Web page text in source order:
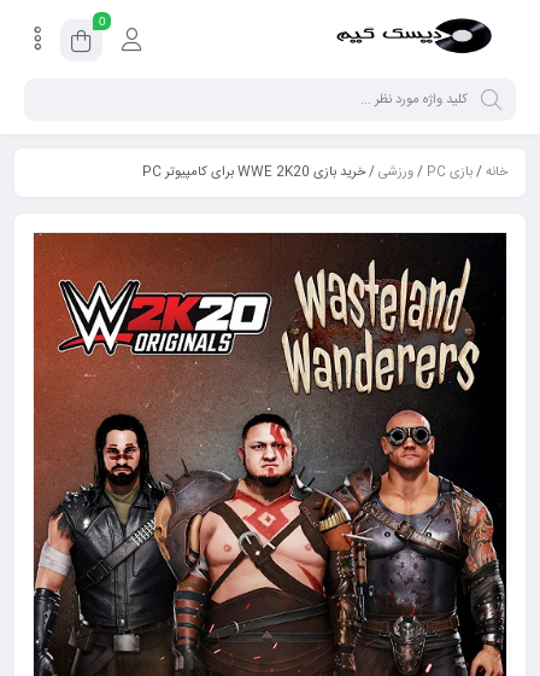
0
خانه/بازی PC /ورزشی/ خرید بازی WWE 2K20 برای کامپیوتر PC